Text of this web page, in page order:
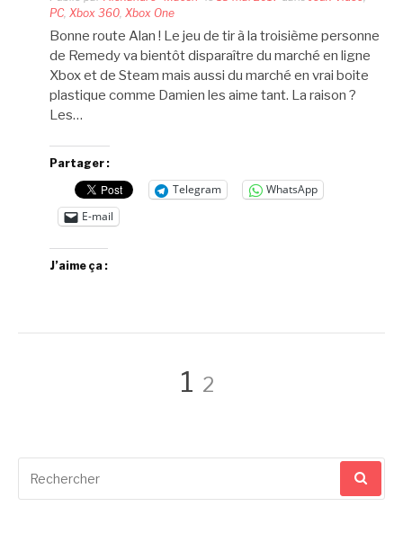
PC, Xbox 360, Xbox One
Bonne route Alan ! Le jeu de tir à la troisième personne
de Remedy va bientôt disparaître du marché en ligne
Xbox et de Steam mais aussi du marché en vrai boite
plastique comme Damien les aime tant. La raison ?
Les…
Partager :
Telegram
WhatsApp
E-mail
J’aime ça :
Pagination
des
publications
Page
1 Page
2
pour